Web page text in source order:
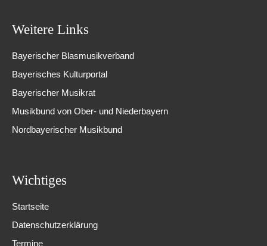
Weitere Links
Bayerischer Blasmusikverband
Bayerisches Kulturportal
Bayerischer Musikrat
Musikbund von Ober- und Niederbayern
Nordbayerischer Musikbund
Wichtiges
Startseite
Datenschutzerklärung
Termine